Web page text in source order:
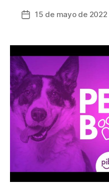
Fecha
entrada
15 de mayo de 2022